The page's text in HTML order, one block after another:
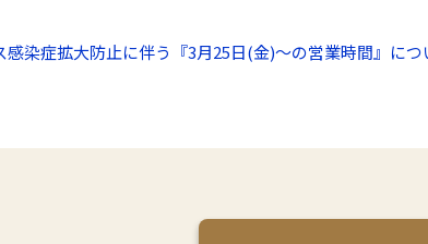
感染症拡大防止に伴う『3月25日(金)～の営業時間』につ